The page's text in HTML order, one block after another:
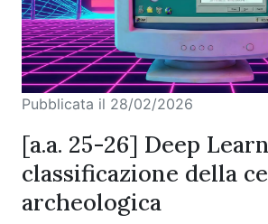
Pubblicata il 28/02/2026
[a.a. 25-26] Deep
classificazione della
archeologica